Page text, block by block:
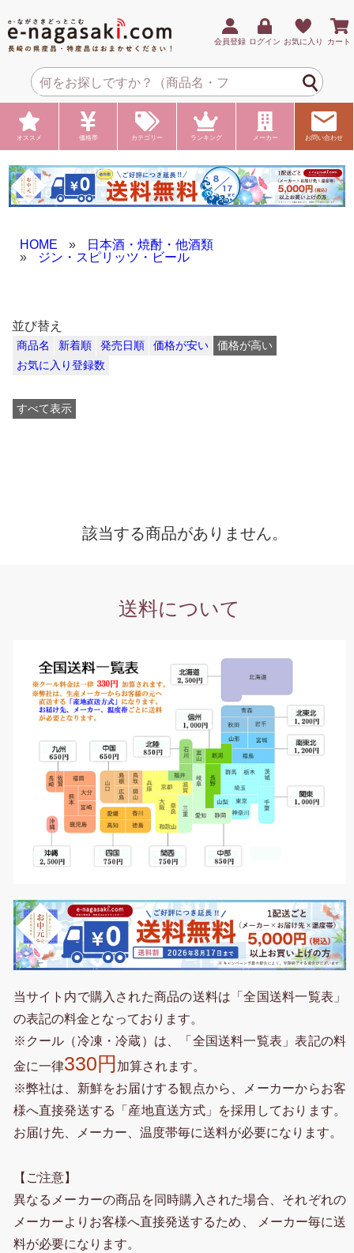
会員登録 ログイン お気に入り カート
オススメ 価格帯 カテゴリー ランキング メーカー お問い合わせ
HOME »
日本酒・焼酎・他酒類
»
ジン・スピリッツ・ビール
並び替え
商品名 新着順 発売日順 価格が安い
価格が高い
お気に入り登録数
すべて表示
該当する商品がありません。
送料について
当サイト内で購入された商品の送料は「全国送料一覧表」
の表記の料金となっております。
※クール（冷凍・冷蔵）は、「全国送料一覧表」表記の料
金に一律330円 加算されます。
※弊社は、新鮮をお届けする観点から、メーカーからお客
様へ直接発送する「産地直送方式」を採用しております。
お届け先、メーカー、温度帯毎に送料が必要になります。
【ご注意】
異なるメーカーの商品を同時購入された場合、それぞれの
メーカーよりお客様へ直接発送するため、 メーカー毎に送
料が必要になります。